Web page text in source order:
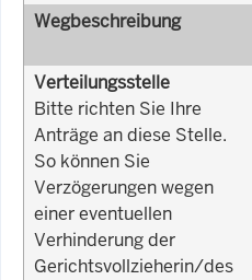
Wegbeschreibung
Verteilungsstelle
Bitte richten Sie Ihre
Anträge an diese Stelle.
So können Sie
Verzögerungen wegen
einer eventuellen
Verhinderung der
Gerichtsvollzieherin/des